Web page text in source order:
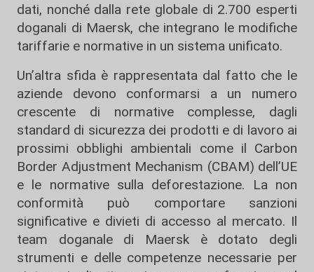
dati, nonché dalla rete globale di 2.700 esperti
doganali di Maersk, che integrano le modifiche
tariffarie e normative in un sistema unificato.
Un’altra sfida è rappresentata dal fatto che le
aziende devono conformarsi a un numero
crescente di normative complesse, dagli
standard di sicurezza dei prodotti e di lavoro ai
prossimi obblighi ambientali come il Carbon
Border Adjustment Mechanism (CBAM) dell’UE
e le normative sulla deforestazione. La non
conformità può comportare sanzioni
significative e divieti di accesso al mercato. Il
team doganale di Maersk è dotato degli
strumenti e delle competenze necessarie per